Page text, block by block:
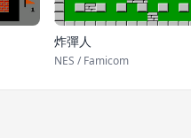
炸彈人
NES / Famicom